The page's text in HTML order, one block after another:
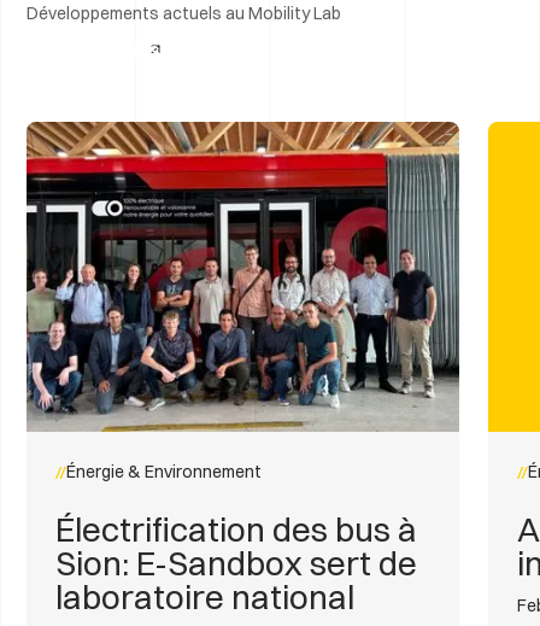
Développements actuels au Mobility Lab
Voir tous les articles
Énergie & Environnement
Électrification des bus à
Sion: E-Sandbox sert de
laboratoire national